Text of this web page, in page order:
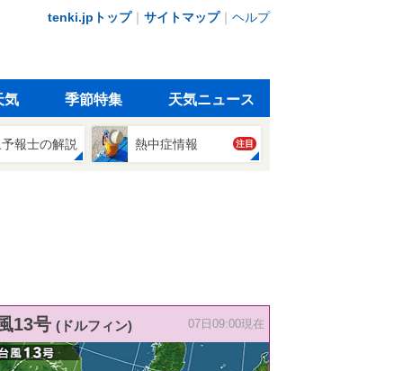
tenki.jpトップ｜ サイトマップ｜ ヘルプ
気 季節特集 天気ニュース
報士の解説 熱中症情報 注目
13号 (ドルフィン) 07日09:00現在